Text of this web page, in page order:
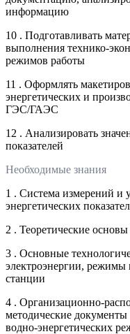
информацию
10 . Подготавливать
выполнения технико-
режимов работы
11 . Оформлять
энергетических и
ГЭС/ГАЭС
12 . Анализировать
показателей
Необходимые знания
1 . Система измерений и
энергетических
2 . Теоретические
3 . Основные
электроэнергии, режимы
станции
4 . Организационно-
методические
водно-энергетических